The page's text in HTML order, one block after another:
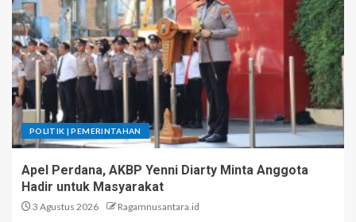
POLITIK | PEMERINTAHAN
Apel Perdana, AKBP Yenni Diarty Minta Anggota
Hadir untuk Masyarakat
3 Agustus 2026 Ragamnusantara.id